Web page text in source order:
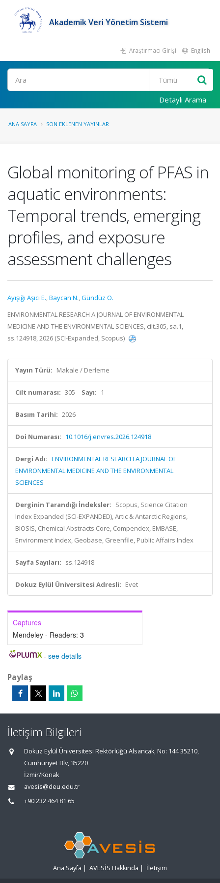
Akademik Veri Yönetim Sistemi
Araştırmacı Girişi English
Ara
Detaylı Arama
ANA SAYFA SON EKLENEN YAYINLAR
Global monitoring of PFAS in
aquatic environments:
Temporal trends, emerging
profiles, and exposure
assessment challenges
Ayışığı Aşıcı E.,Baycan N.,Gündüz O.
ENVIRONMENTAL RESEARCH A JOURNAL OF ENVIRONMENTAL
MEDICINE AND THE ENVIRONMENTAL SCIENCES, cilt.305, sa.1,
ss.124918, 2026 (SCI-Expanded, Scopus)
Yayın Türü: Makale / Derleme
Cilt numarası: 305 Sayı: 1
Basım Tarihi: 2026
Doi Numarası: 10.1016/j.envres.2026.124918
Dergi Adı: ENVIRONMENTAL RESEARCH A JOURNAL OF
ENVIRONMENTAL MEDICINE AND THE ENVIRONMENTAL
SCIENCES
Derginin Tarandığı İndeksler: Scopus, Science Citation
Index Expanded (SCI-EXPANDED), Artic & Antarctic Regions,
BIOSIS, Chemical Abstracts Core, Compendex, EMBASE,
Environment Index, Geobase, Greenfile, Public Affairs Index
Sayfa Sayıları: ss.124918
Dokuz Eylül Üniversitesi Adresli: Evet
Captures
Mendeley - Readers: 3
- see details
Paylaş
İletişim Bilgileri
Dokuz Eylül Üniversitesi Rektörlüğü Alsancak, No: 144 35210,
Cumhuriyet Blv, 35220
İzmir/Konak
avesis@deu.edu.tr
+90 232 464 81 65
Ana Sayfa | AVESİS Hakkında | İletişim